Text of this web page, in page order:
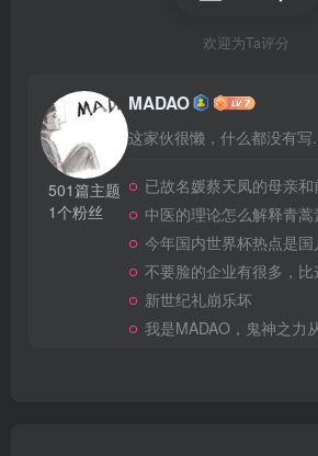
欢迎为Ta评分
501篇主题
1个粉丝
MADAO
这家伙很懒，什么都没有写
已故名媛蔡天凤的母亲
中医的理论怎么解释青蒿
今年国内世界杯热点是国
不要脸的企业有很多，比这个企业更
新世纪礼崩乐坏
我是MADAO，鬼神之力